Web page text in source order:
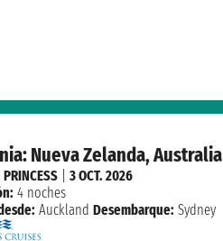
Nueva Zelanda, Australia
PRINCESS| 3 OCT. 2026
4 noches
Auckland Desembarque: Sydney